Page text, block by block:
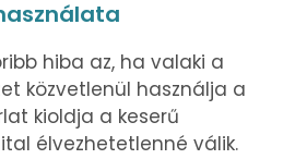
hiba az, ha valaki a
közvetlenül használja a
kioldja a keserű
élvezhetetlenné válik.